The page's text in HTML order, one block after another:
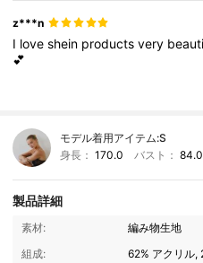
z***n
I loveshein productsvery
💕
モデル着用アイテム:S
身長： 170.0 バスト：84.0
製品詳細
素材:
編み物生地
組成: